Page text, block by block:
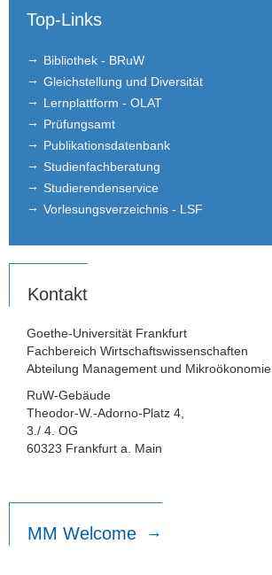
Kontakt
Top-Links
Bibliothek - BRuW
Gleichstellung und Diversität
Lernplattform - OLAT
Prüfungsamt
Publikationsdatenbank
Studienfachberatung
Studierendenservice
Vorlesungsverzeichnis - LSF
Kontakt
Goethe-Universität Frankfurt
Fachbereich Wirtschaftswissenschaften
Abteilung Management und Mikroökonomie
RuW-Gebäude
Theodor-W.-Adorno-Platz 4,
3./ 4. OG
60323 Frankfurt a. Main
MM Welcome